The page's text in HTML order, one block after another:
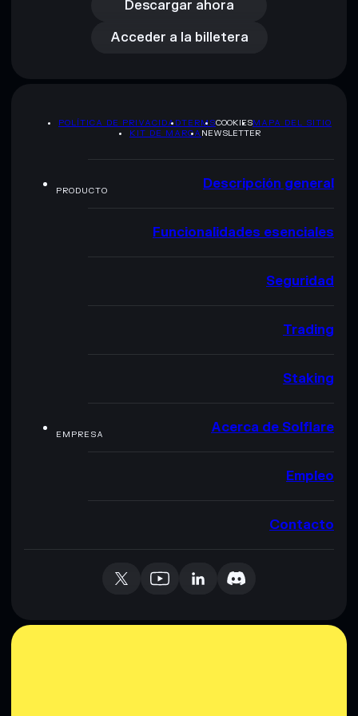
Descargar ahora
Acceder a la billetera
Acceder a la billetera
POLÍTICA DE PRIVACIDADTERMSCOOKIESMAPA DEL SITIO
KIT DE MARCA NEWSLETTER
PRODUCTO Descripción general
Funcionalidades esenciales
Seguridad
Trading
Staking
EMPRESA Acerca de Solflare
Empleo
Contacto